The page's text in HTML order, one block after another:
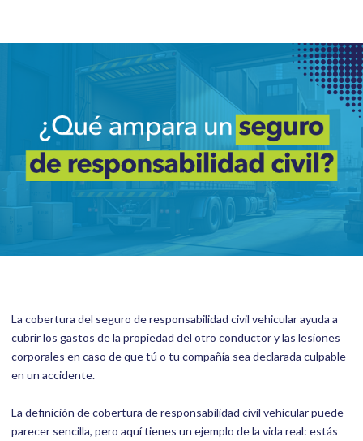
La cobertura del seguro de responsabilidad civil vehicular ayuda a
cubrir los gastos de la propiedad del otro conductor y las lesiones
corporales en caso de que tú o tu compañía sea declarada culpable
en un accidente.
La definición de cobertura de responsabilidad civil vehicular puede
parecer sencilla, pero aquí tienes un ejemplo de la vida real: estás